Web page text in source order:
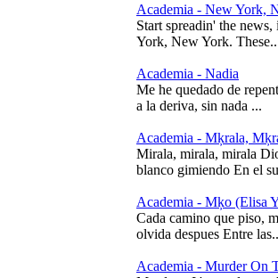
Academia - New York,
Start spreadin' the
York, New York.
Academia - Nadia
Me he quedado de
a la deriva, sin nada ...
Academia - Mķrala,
Mirala, mirala, mirala
blanco gimiendo En el
Academia - Mķo (Elisa
Cada camino que piso,
olvida despues Entre
Academia - Murder On